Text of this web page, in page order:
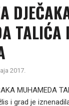
TALIĆA
2017.
MUHAMEDA
i grad je